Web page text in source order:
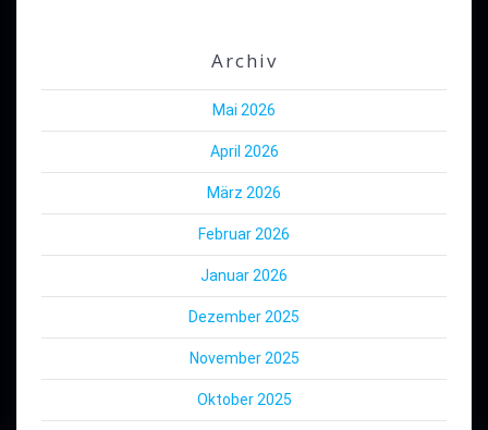
Archiv
Mai 2026
April 2026
März 2026
Februar 2026
Januar 2026
Dezember 2025
November 2025
Oktober 2025